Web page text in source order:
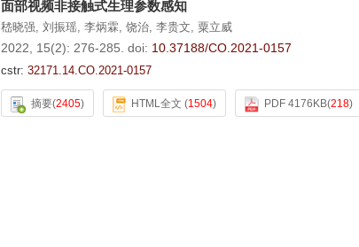
面部视频非接触式生理参数感知
嵇晓强, 刘振瑶, 李炳霖, 饶治, 李贵文, 粟立威
2022, 15(2): 276-285. doi: 10.37188/CO.2021-0157
cstr: 32171.14.CO.2021-0157
摘要(2405) HTML全文 (1504) PDF 4176KB(218)